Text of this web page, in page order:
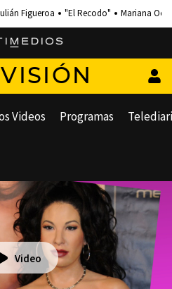
Figueroa "El Recodo" Mariana
Videos Programas
Video